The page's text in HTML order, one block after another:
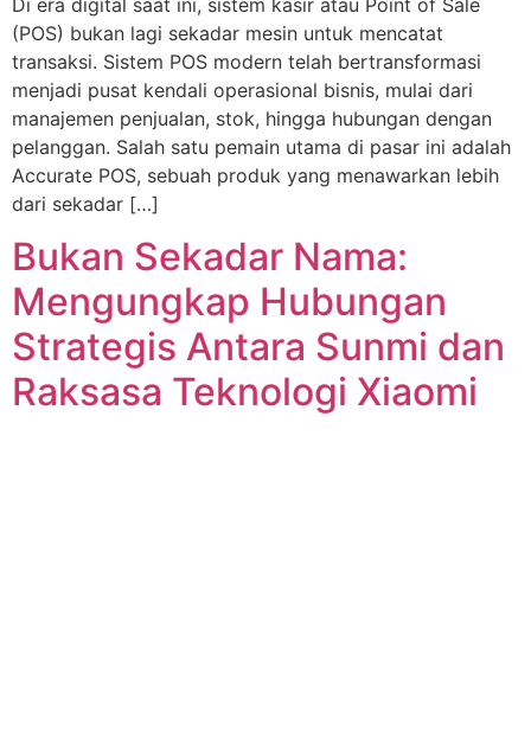
(POS) bukan lagi sekadar mesin untuk mencatat
transaksi. Sistem POS modern telah bertransformasi
menjadi pusat kendali operasional bisnis, mulai dari
manajemen penjualan, stok, hingga hubungan dengan
pelanggan. Salah satu pemain utama di pasar ini adalah
Accurate POS, sebuah produk yang menawarkan lebih
dari sekadar […]
Bukan Sekadar Nama:
Mengungkap Hubungan
Strategis Antara Sunmi dan
Raksasa Teknologi Xiaomi